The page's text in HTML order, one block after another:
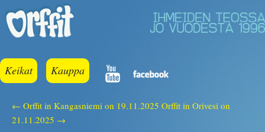
Keikat Kauppa
← Orffit in Kangasniemi on 19.11.2025 Orffit in Orivesi on
21.11.2025 →